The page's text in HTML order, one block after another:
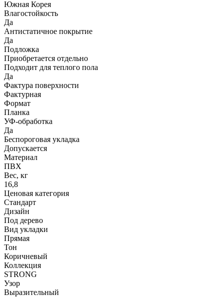
Южная Корея
Влагостойкость
Да
Антистатичное покрытие
Да
Подложка
Приобретается отдельно
Подходит для теплого пола
Да
Фактура поверхности
Фактурная
Формат
Планка
УФ-обработка
Да
Беспороговая укладка
Допускается
Материал
ПВХ
Вес, кг
16,8
Ценовая категория
Стандарт
Дизайн
Под дерево
Вид укладки
Прямая
Тон
Коричневый
Коллекция
STRONG
Узор
Выразительный